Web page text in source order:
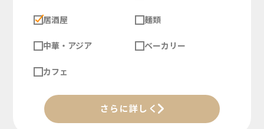
居酒屋 麺類
中華・アジア ベーカリー
カフェ
さらに詳しく